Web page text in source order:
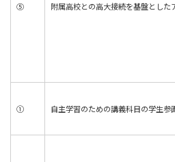
⑤ 附属高校との高大接続を基盤とし
① 自主学習のための講義科目の学生参